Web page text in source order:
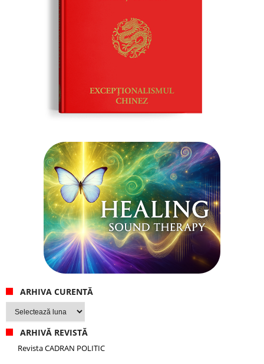
ARHIVA CURENTĂ
Arhiva
curentă
ARHIVĂ REVISTĂ
Revista CADRAN POLITIC